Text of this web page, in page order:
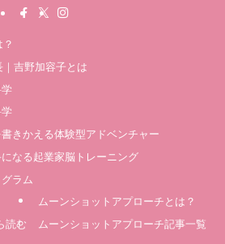
｜吉野加容子とは
きかえる体験型アドベンチャー
なる起業家脳トレーニング
ラム
読む
ムーンショットアプローチとは？
ムーンショットアプローチ記事一覧